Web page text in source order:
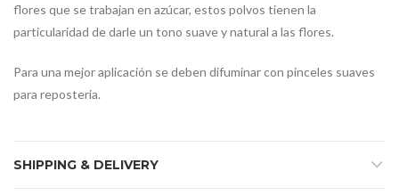
flores que se trabajan en azúcar, estos polvos tienen la
particularidad de darle un tono suave y natural a las flores.
Para una mejor aplicación se deben difuminar con pinceles suaves
para reposteria.
SHIPPING & DELIVERY